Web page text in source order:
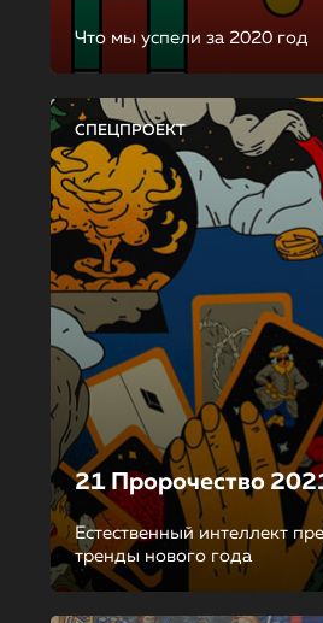
Что мы успели за 2020 год
СПЕЦПРОЕКТ
21 Пророчество
Естественный интеллект
тренды нового года